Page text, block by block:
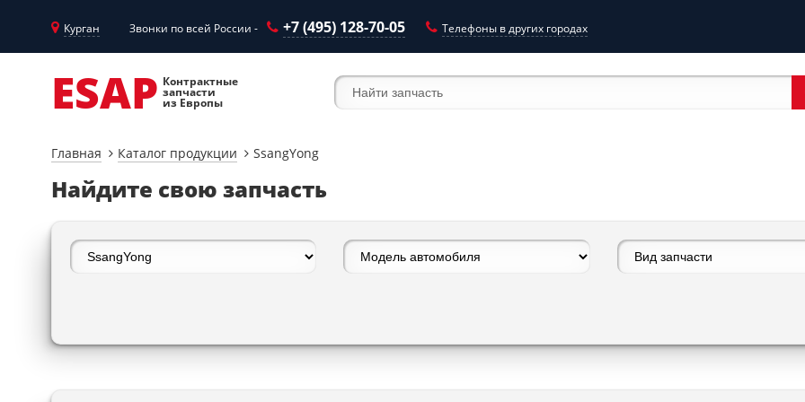
Курган Звонки по всей России - +7 (495) 128-70-05 Телефоны в других городах
ESAP Контрактные
запчасти
из Европы
Главная Каталог продукции SsangYong
Найдите свою запчасть